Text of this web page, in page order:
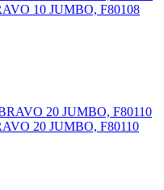
10 JUMBO, F80108
20 JUMBO, F80110